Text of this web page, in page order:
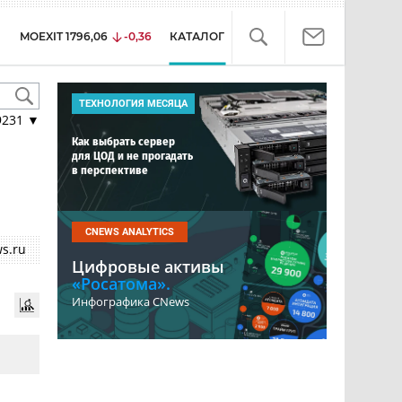
MOEXIT 1796,06 -0,36 КАТАЛОГ
▼
ТЕХНОЛОГИЯ МЕСЯЦА
Как выбрать сервер
для ЦОД и не прогадать
в перспективе
CNEWS ANALYTICS
Цифровые активы
«Росатома».
Инфографика CNews